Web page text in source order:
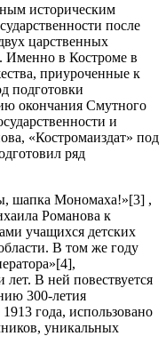
историческим
после
царственных
Именно в Костроме в
приуроченные к
подготовки
окончания Смутного
и
«Костромаиздат» под
ряд
шапка Мономаха!»[3] ,
Романова к
учащихся детских
В том же году
лет. В ней повествуется
300-летия
года, использовано
уникальных